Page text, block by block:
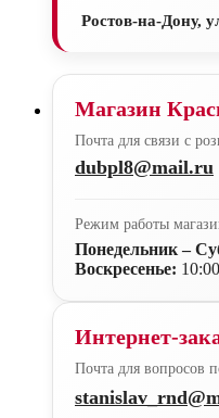
Ростов-на-Дону,
Магазин
Почта для связи с
dubpl8@mail.ru
Режим работы
Понедельник –
Воскресенье:
Интернет-
Почта для вопросов